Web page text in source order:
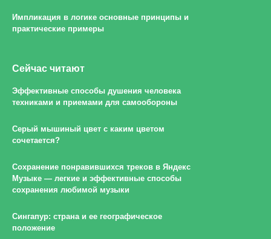
Импликация в логике основные принципы и
практические примеры
Сейчас читают
Эффективные способы душения человека
техниками и приемами для самообороны
Серый мышиный цвет с каким цветом
сочетается?
Сохранение понравившихся треков в Яндекс
Музыке — легкие и эффективные способы
сохранения любимой музыки
Сингапур: страна и ее географическое
положение